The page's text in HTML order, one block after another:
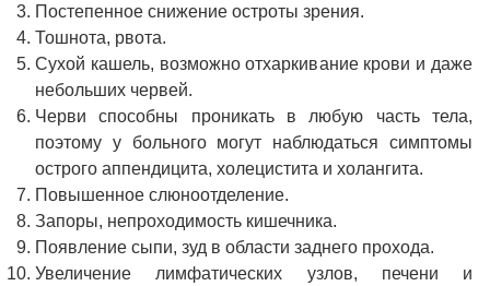
Постепенное снижение остроты зрения.
Тошнота, рвота.
Сухой кашель, возможно отхаркивание крови и даже
небольших червей.
Черви способны проникать в любую часть тела,
поэтому у больного могут наблюдаться симптомы
острого аппендицита, холецистита и холангита.
Повышенное слюноотделение.
Запоры, непроходимость кишечника.
Появление сыпи, зуд в области заднего прохода.
Увеличение лимфатических узлов, печени и